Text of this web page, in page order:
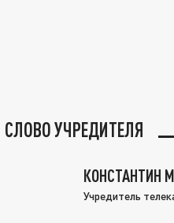
СЛОВО УЧРЕДИТЕЛЯ
КОНСТАНТИН
Учредитель